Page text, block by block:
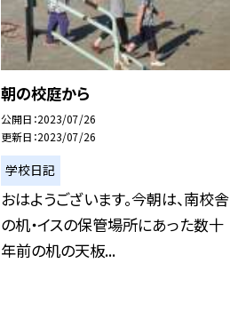
朝の校庭から
公開日 2023/07/26
更新日 2023/07/26
学校日記
おはようございます。今朝は、南校舎
の机・イスの保管場所にあった数十
年前の机の天板...